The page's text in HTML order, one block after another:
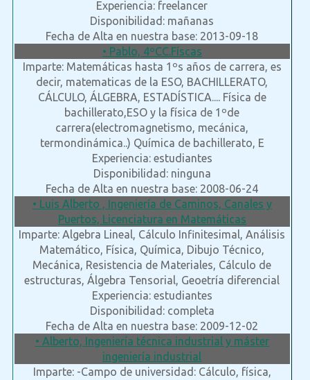
Experiencia: freelancer
Disponibilidad: mañanas
Fecha de Alta en nuestra base: 2013-09-18
• Pablo, 4ºCC.Físcas
Imparte: Matemáticas hasta 1ºs años de carrera, es
decir, matematicas de la ESO, BACHILLERATO,
CÁLCULO, ÁLGEBRA, ESTADÍSTICA.... Física de
bachillerato,ESO y la física de 1ºde
carrera(electromagnetismo, mecánica,
termondinámica..) Química de bachillerato, E
Experiencia: estudiantes
Disponibilidad: ninguna
Fecha de Alta en nuestra base: 2008-06-24
• Luis Alberto , Ingeniería de Caminos, Canales y
Puertos, Licenciatura en Matemáticas
Imparte: Algebra Lineal, Cálculo Infinitesimal, Análisis
Matemático, Física, Química, Dibujo Técnico,
Mecánica, Resistencia de Materiales, Cálculo de
estructuras, Álgebra Tensorial, Geoetría diferencial
Experiencia: estudiantes
Disponibilidad: completa
Fecha de Alta en nuestra base: 2009-12-02
• Alberto, Ingeniería técnica industrial y máster
ingeniería industrial
Imparte: -Campo de universidad: Cálculo, física,